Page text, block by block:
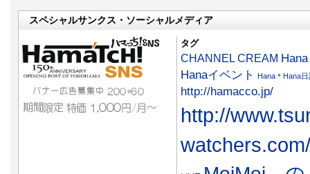
スペシャルサンクス・ソーシャルメディア
タグ
CHANNEL CREAM
Hanaイベント
Hana＊Hana日
http://hamacco.jp/
http://
watchers.com/